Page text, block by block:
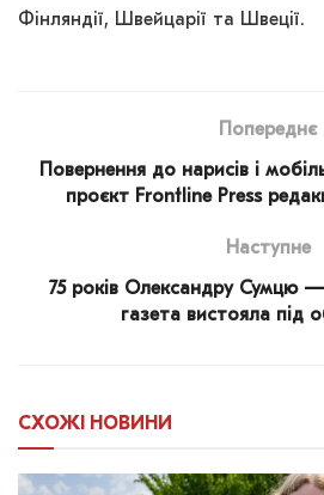
Фінляндії, Швейцарії та Швеції.
Попереднє
Повернення до нарисів і
проєкт Frontline Press
Наступне
75 років Олександру Сумцю
газета вистояла під
СХОЖІ НОВИНИ